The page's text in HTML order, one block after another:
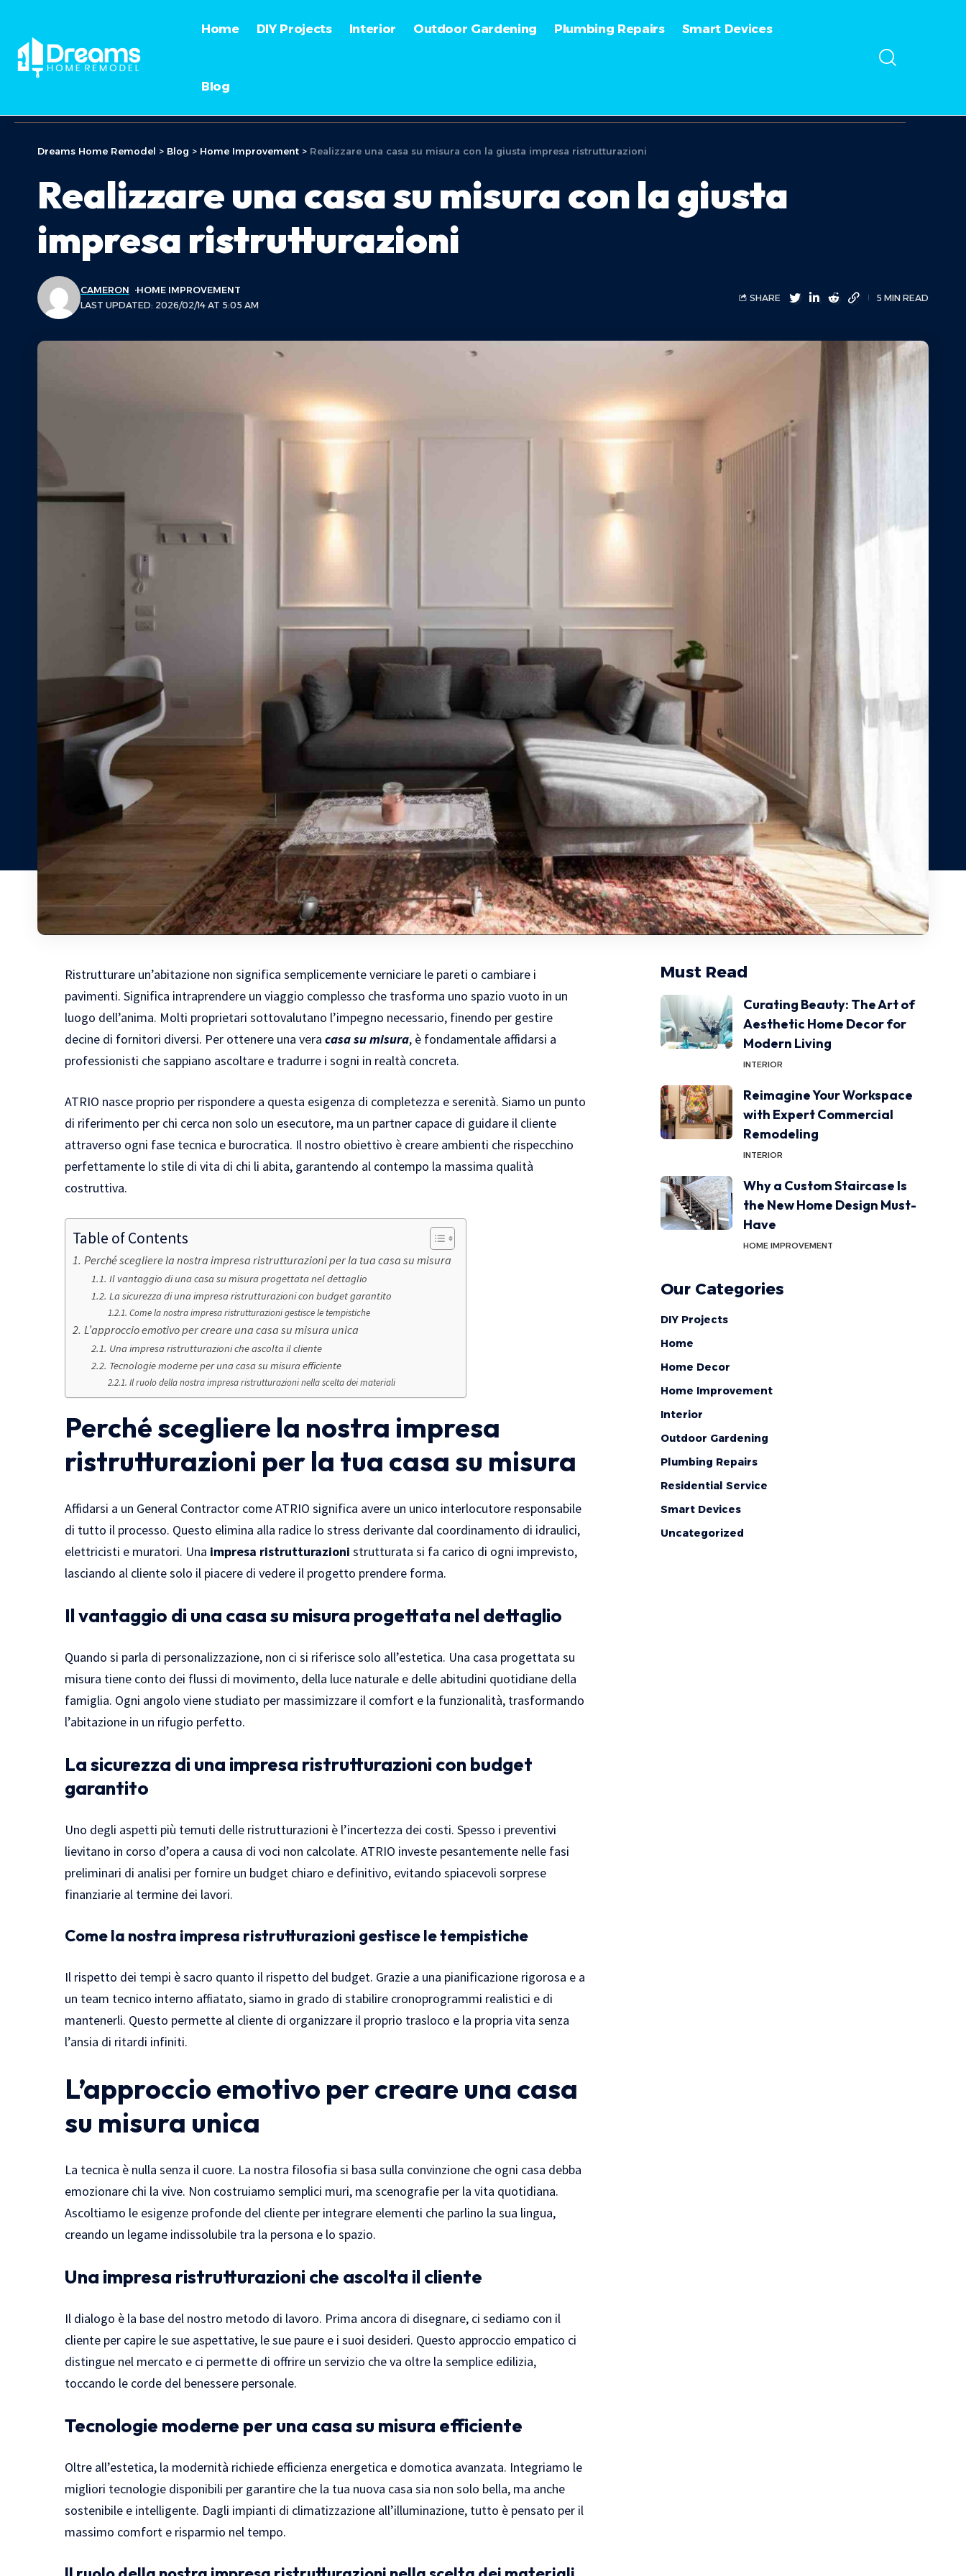
Home DIY Projects Interior Outdoor Gardening Plumbing Repairs Smart Devices
Blog
Dreams Home Remodel > Blog > Home Improvement > Realizzare una casa su misura con la giusta impresa ristrutturazioni
Realizzare una casa su misura con la giusta
impresa ristrutturazioni
LAST UPDATED: 2026/02/14 AT 5:05 AM
CAMERON HOME IMPROVEMENT
SHARE 5 MIN READ
Ristrutturare un’abitazione non significa semplicemente verniciare le pareti o cambiare i
pavimenti. Significa intraprendere un viaggio complesso che trasforma uno spazio vuoto in un
luogo dell’anima. Molti proprietari sottovalutano l’impegno necessario, finendo per gestire
decine di fornitori diversi. Per ottenere una veracasa su misura, è fondamentale affidarsi a
professionisti che sappiano ascoltare e tradurre i sogni in realtà concreta.
ATRIO nasce proprio per rispondere a questa esigenza di completezza e serenità. Siamo un punto
di riferimento per chi cerca non solo un esecutore, ma un partner capace di guidare il cliente
attraverso ogni fase tecnica e burocratica. Il nostro obiettivo è creare ambienti che rispecchino
perfettamente lo stile di vita di chi li abita, garantendo al contempo la massima qualità
costruttiva.
Table of Contents
Perché scegliere la nostra impresa ristrutturazioni per la tua casa su misura
Il vantaggio di una casa su misura progettata nel dettaglio
La sicurezza di una impresa ristrutturazioni con budget garantito
Come la nostra impresa ristrutturazioni gestisce le tempistiche
L’approccio emotivo per creare una casa su misura unica
Una impresa ristrutturazioni che ascolta il cliente
Tecnologie moderne per una casa su misura efficiente
Il ruolo della nostra impresa ristrutturazioni nella scelta dei materiali
Perché scegliere la nostra impresa
ristrutturazioni per la tua casa su misura
Affidarsi a un General Contractor come ATRIO significa avere un unico interlocutore responsabile
di tutto il processo. Questo elimina alla radice lo stress derivante dal coordinamento di idraulici,
elettricisti e muratori. Una impresa ristrutturazioni strutturata si fa carico di ogni imprevisto,
lasciando al cliente solo il piacere di vedere il progetto prendere forma.
Il vantaggio di una casa su misura progettata nel dettaglio
Quando si parla di personalizzazione, non ci si riferisce solo all’estetica. Una casa progettata su
misura tiene conto dei flussi di movimento, della luce naturale e delle abitudini quotidiane della
famiglia. Ogni angolo viene studiato per massimizzare il comfort e la funzionalità, trasformando
l’abitazione in un rifugio perfetto.
La sicurezza di una impresa ristrutturazioni con budget
garantito
Uno degli aspetti più temuti delle ristrutturazioni è l’incertezza dei costi. Spesso i preventivi
lievitano in corso d’opera a causa di voci non calcolate. ATRIO investe pesantemente nelle fasi
preliminari di analisi per fornire un budget chiaro e definitivo, evitando spiacevoli sorprese
finanziarie al termine dei lavori.
Come la nostra impresa ristrutturazioni gestisce le tempistiche
Il rispetto dei tempi è sacro quanto il rispetto del budget. Grazie a una pianificazione rigorosa e a
un team tecnico interno affiatato, siamo in grado di stabilire cronoprogrammi realistici e di
mantenerli. Questo permette al cliente di organizzare il proprio trasloco e la propria vita senza
l’ansia di ritardi infiniti.
L’approccio emotivo per creare una casa
su misura unica
La tecnica è nulla senza il cuore. La nostra filosofia si basa sulla convinzione che ogni casa debba
emozionare chi la vive. Non costruiamo semplici muri, ma scenografie per la vita quotidiana.
Ascoltiamo le esigenze profonde del cliente per integrare elementi che parlino la sua lingua,
creando un legame indissolubile tra la persona e lo spazio.
Una impresa ristrutturazioni che ascolta il cliente
Il dialogo è la base del nostro metodo di lavoro. Prima ancora di disegnare, ci sediamo con il
cliente per capire le sue aspettative, le sue paure e i suoi desideri. Questo approccio empatico ci
distingue nel mercato e ci permette di offrire un servizio che va oltre la semplice edilizia,
toccando le corde del benessere personale.
Tecnologie moderne per una casa su misura efficiente
Oltre all’estetica, la modernità richiede efficienza energetica e domotica avanzata. Integriamo le
migliori tecnologie disponibili per garantire che la tua nuova casa sia non solo bella, ma anche
sostenibile e intelligente. Dagli impianti di climatizzazione all’illuminazione, tutto è pensato per il
massimo comfort e risparmio nel tempo.
Must Read
Curating Beauty: The Art of
Aesthetic Home Decor for
Modern Living
INTERIOR
Reimagine Your Workspace
with Expert Commercial
Remodeling
INTERIOR
Why a Custom Staircase Is
the New Home Design Must-
Have
HOME IMPROVEMENT
Our Categories
DIY Projects
Home
Home Decor
Home Improvement
Interior
Outdoor Gardening
Plumbing Repairs
Residential Service
Smart Devices
Uncategorized